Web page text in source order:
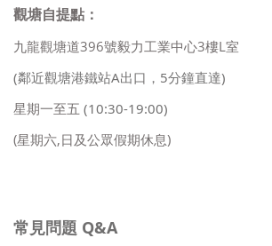
觀塘自提點：
九龍觀塘道396號毅力工業中心3樓L室
(鄰近觀塘港鐵站A出口，5分鐘直達)
星期一至五 (10:30-19:00)
(星期六,日及公眾假期休息)
常見問題 Q&A